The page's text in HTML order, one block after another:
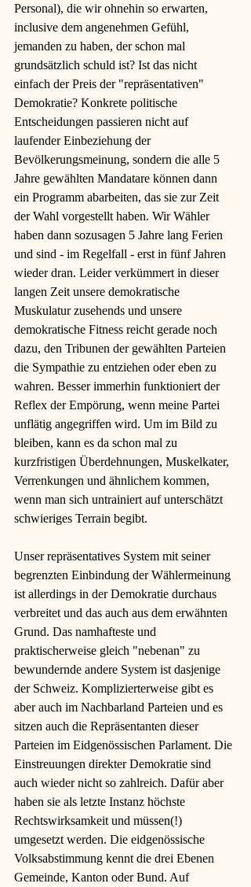
Personal), die wir ohnehin so erwarten,
inclusive dem angenehmen Gefühl,
jemanden zu haben, der schon mal
grundsätzlich schuld ist? Ist das nicht
einfach der Preis der "repräsentativen"
Demokratie? Konkrete politische
Entscheidungen passieren nicht auf
laufender Einbeziehung der
Bevölkerungsmeinung, sondern die alle 5
Jahre gewählten Mandatare können dann
ein Programm abarbeiten, das sie zur Zeit
der Wahl vorgestellt haben. Wir Wähler
haben dann sozusagen 5 Jahre lang Ferien
und sind - im Regelfall - erst in fünf Jahren
wieder dran. Leider verkümmert in dieser
langen Zeit unsere demokratische
Muskulatur zusehends und unsere
demokratische Fitness reicht gerade noch
dazu, den Tribunen der gewählten Parteien
die Sympathie zu entziehen oder eben zu
wahren. Besser immerhin funktioniert der
Reflex der Empörung, wenn meine Partei
unflätig angegriffen wird. Um im Bild zu
bleiben, kann es da schon mal zu
kurzfristigen Überdehnungen, Muskelkater,
Verrenkungen und ähnlichem kommen,
wenn man sich untrainiert auf unterschätzt
schwieriges Terrain begibt.
Unser repräsentatives System mit seiner
begrenzten Einbindung der Wählermeinung
ist allerdings in der Demokratie durchaus
verbreitet und das auch aus dem erwähnten
Grund. Das namhafteste und
praktischerweise gleich "nebenan" zu
bewundernde andere System ist dasjenige
der Schweiz. Komplizierterweise gibt es
aber auch im Nachbarland Parteien und es
sitzen auch die Repräsentanten dieser
Parteien im Eidgenössischen Parlament. Die
Einstreuungen direkter Demokratie sind
auch wieder nicht so zahlreich. Dafür aber
haben sie als letzte Instanz höchste
Rechtswirksamkeit und müssen(!)
umgesetzt werden. Die eidgenössische
Volksabstimmung kennt die drei Ebenen
Gemeinde, Kanton oder Bund. Auf